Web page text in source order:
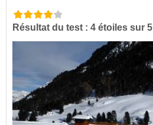
Résultat du test : 4 étoiles sur 5